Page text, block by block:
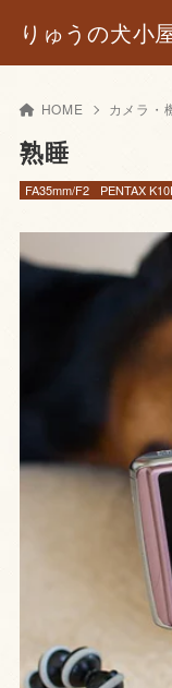
りゅうの犬小
HOME カメラ・
熟睡
FA35mm/F2 PENTAX